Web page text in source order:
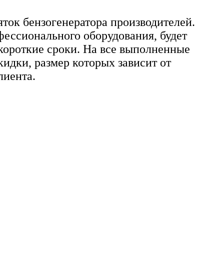
бензогенератора производителей.
оборудования, будет
сроки. На все выполненные
размер которых зависит от